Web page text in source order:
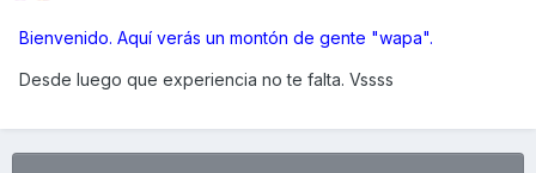
Bienvenido. Aquí verás un montón de gente "wapa".
Desde luego que experiencia no te falta. Vssss